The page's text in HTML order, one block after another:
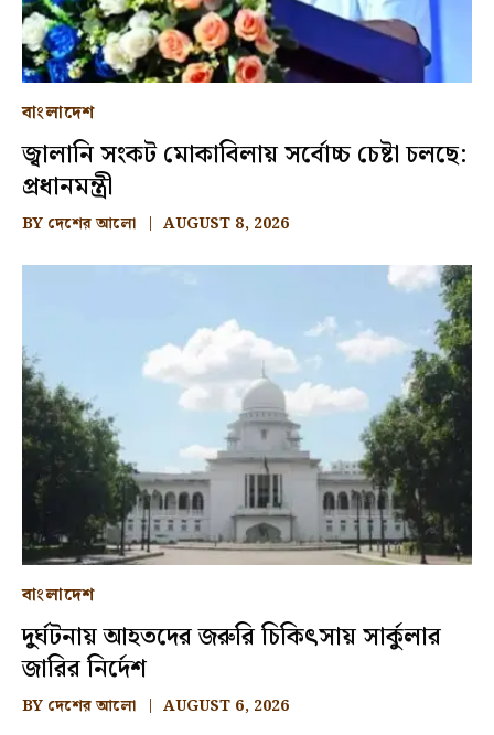
বাংলাদেশ
জ্বালানি সংকট মোকাবিলায় সর্বোচ্চ চেষ্টা চলছে:
প্রধানমন্ত্রী
BY দেশের আলো AUGUST 8, 2026
বাংলাদেশ
দুর্ঘটনায় আহতদের জরুরি চিকিৎসায় সার্কুলার
জারির নির্দেশ
BY দেশের আলো AUGUST 6, 2026